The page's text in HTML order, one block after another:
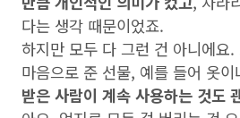
다는 생각 때문이었죠.
하지만 모두 다 그런 건 아니에요
마음으로 준 선물, 예를 들어 옷
받은 사람이 계속 사용하는 것도